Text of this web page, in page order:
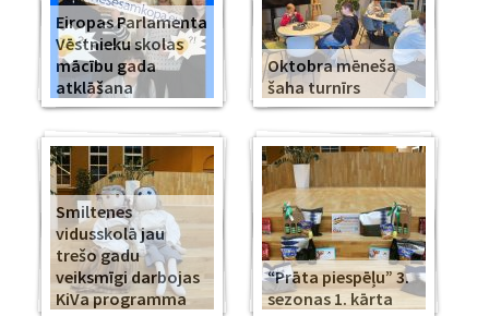
Eiropas Parlamenta
Vēstnieku skolas
mācību gada
atklāšana
Oktobra mēneša
šaha turnīrs
Smiltenes
vidusskolā jau
trešo gadu
veiksmīgi darbojas
KiVa programma
“Prāta piespēļu” 3.
sezonas 1. kārta